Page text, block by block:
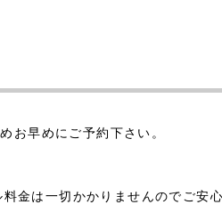
早めにご予約下さい。
金は一切かかりませんのでご安心